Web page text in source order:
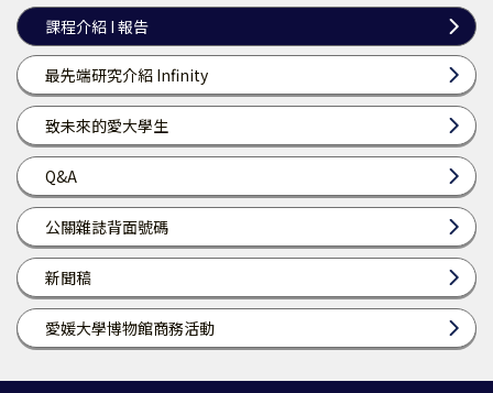
課程介紹 I 報告
最先端研究介紹 Infinity
致未來的愛大學生
Q&A
公關雜誌背面號碼
新聞稿
愛媛大學博物館商務活動